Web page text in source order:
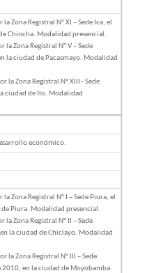
Zona Registral N° XI – Sede Ica, el
Chincha. Modalidad presencial.
Zona Registral N° V – Sede
la ciudad de Pacasmayo. Modalidad
la Zona Registral N° XIII– Sede
ciudad de Ilo. Modalidad
económico.
Zona Registral N° I – Sede Piura, el
Piura. Modalidad presencial.
la Zona Registral N° II – Sede
la ciudad de Chiclayo. Modalidad
la Zona Registral N° III – Sede
en la ciudad de Moyobamba.